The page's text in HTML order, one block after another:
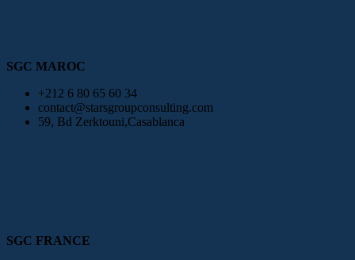
SGC MAROC
+212 6 80 65 60 34
contact@starsgroupconsulting.com
59, Bd Zerktouni,Casablanca
SGC FRANCE